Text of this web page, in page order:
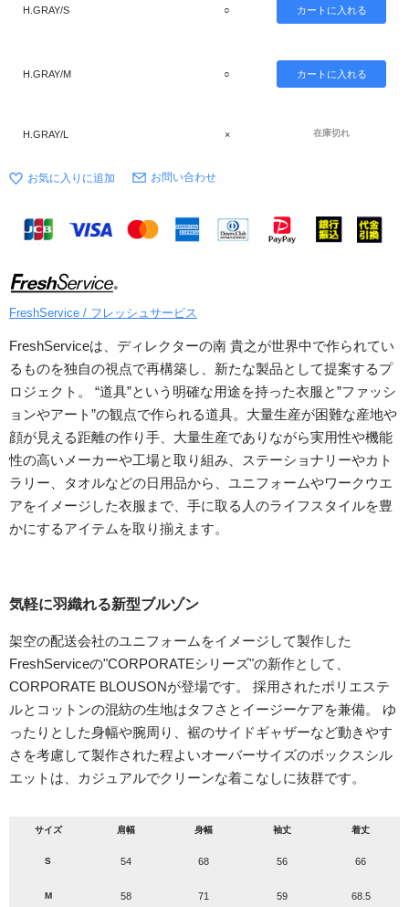
H.GRAY/S ○
H.GRAY/M ○
H.GRAY/L × 在庫切れ
お問い合わせ
FreshService / フレッシュサービス
FreshServiceは、ディレクターの南 貴之が世界中で作られてい
るものを独自の視点で再構築し、新たな製品として提案するプ
ロジェクト。 “道具”という明確な用途を持った衣服と”ファッシ
ョンやアート”の観点で作られる道具。大量生産が困難な産地や
顔が見える距離の作り手、大量生産でありながら実用性や機能
性の高いメーカーや工場と取り組み、ステーショナリーやカト
ラリー、タオルなどの日用品から、ユニフォームやワークウエ
アをイメージした衣服まで、手に取る人のライフスタイルを豊
かにするアイテムを取り揃えます。
気軽に羽織れる新型ブルゾン
架空の配送会社のユニフォームをイメージして製作した
FreshServiceの"CORPORATEシリーズ"の新作として、
CORPORATE BLOUSONが登場です。 採用されたポリエステ
ルとコットンの混紡の生地はタフさとイージーケアを兼備。 ゆ
ったりとした身幅や腕周り、裾のサイドギャザーなど動きやす
さを考慮して製作された程よいオーバーサイズのボックスシル
エットは、カジュアルでクリーンな着こなしに抜群です。
サイズ 肩幅 身幅 袖丈 着丈
S 54 68 56 66
M 58 71 59 68.5